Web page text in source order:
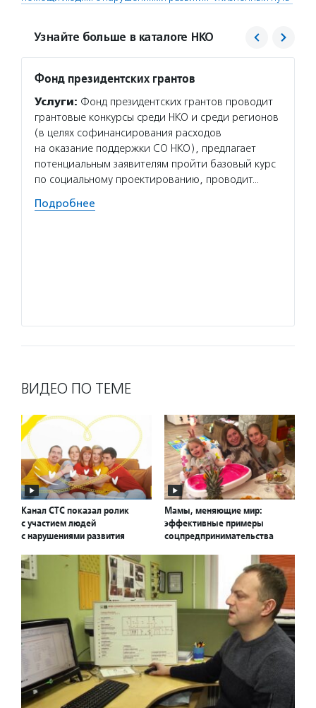
Узнайте больше в каталоге НКО
Фонд президентских грантов
Услуги: Фонд президентских грантов проводит
грантовые конкурсы среди НКО и среди регионов
(в целях софинансирования расходов
на оказание поддержки СО НКО), предлагает
потенциальным заявителям пройти базовый курс
по социальному проектированию, проводит…
Подробнее
ВИДЕО ПО ТЕМЕ
Канал СТС показал ролик
с участием людей
с нарушениями развития
Мамы, меняющие мир:
эффективные примеры
соцпредпринимательства